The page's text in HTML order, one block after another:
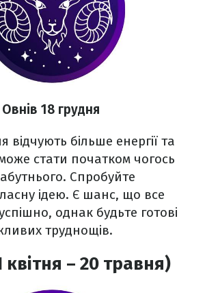
18 грудня
відчують більше енергії та
стати початком чогось
Спробуйте
ідею. Є шанс, що все
однак будьте готові
труднощів.
квітня – 20 травня)